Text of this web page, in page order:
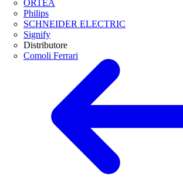
ORTEA
Philips
SCHNEIDER ELECTRIC
Signify
Distributore
Comoli Ferrari